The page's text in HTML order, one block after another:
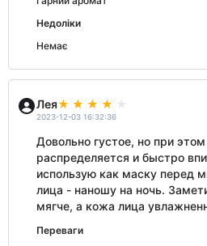
Недоліки
Немає
Лея
2023-12-03 16:32:36
Довольно густое, но при
распределяется и быстро
использую как маску перед
лица - наношу на ночь.
мягче, а кожа лица
Переваги